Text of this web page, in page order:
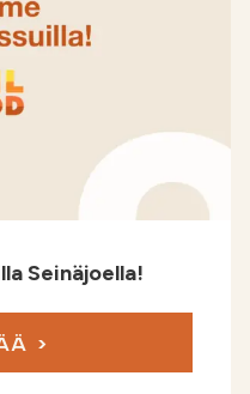
Seinäjoella!